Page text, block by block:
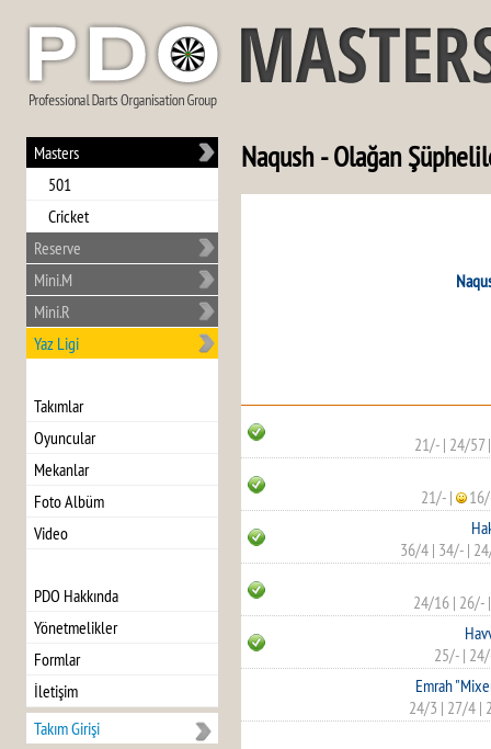
Masters
501
Cricket
Reserve
Mini.M
Mini.R
Yaz Ligi
Takımlar
Oyuncular
Mekanlar
Foto Albüm
Video
PDO Hakkında
Yönetmelikler
Formlar
İletişim
Takım Girişi
Naqush - Olağan
21/- | 24/57
21/- |
36/4 | 34/- |
24/16 | 26/-
25/- |
Emrah
24/3 | 27/4 |